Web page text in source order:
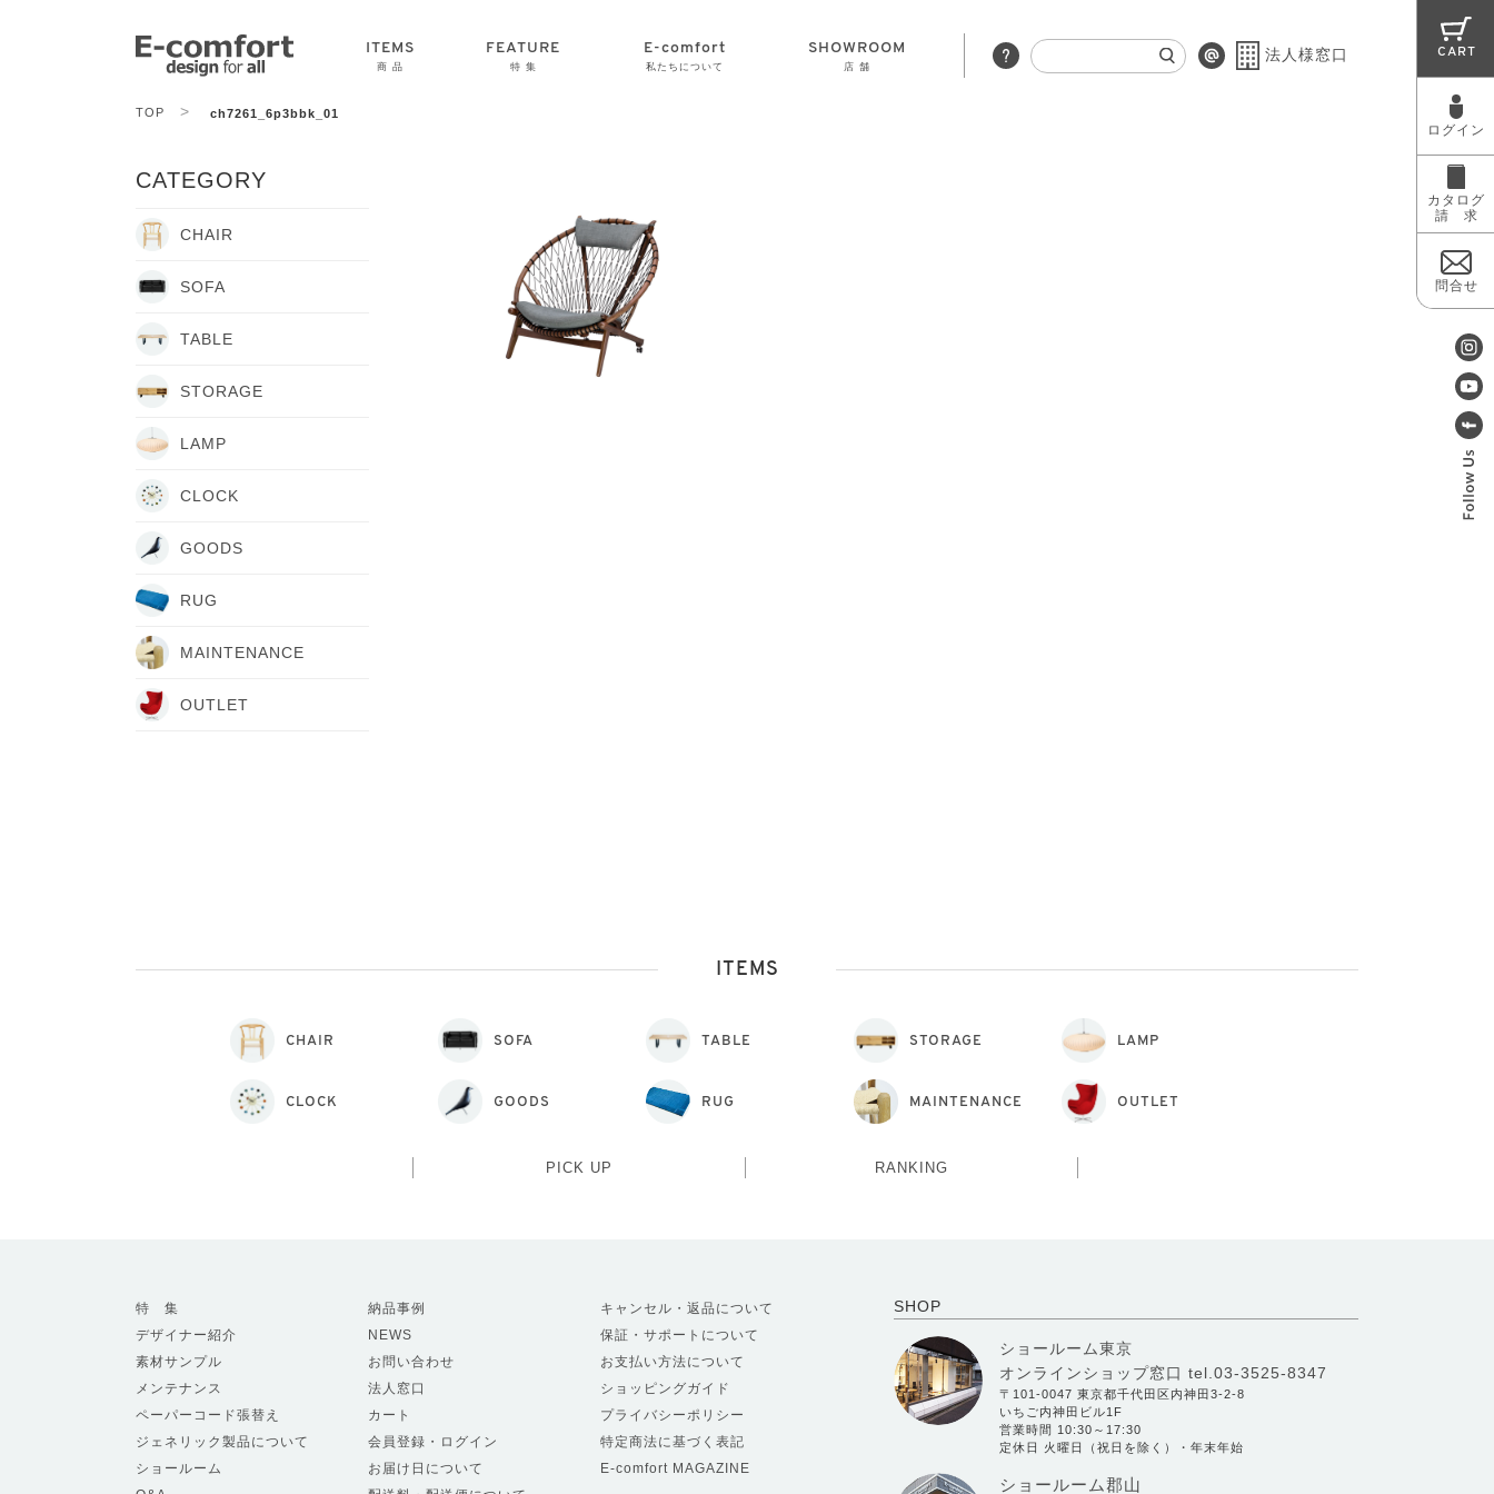
ITEMS
商 品
FEATURE
特 集
E-comfort
私たちについて
SHOWROOM
店 舗
法人様窓口 CART
ログイン
カタログ
請 求
問合せ
TOP > ch7261_6p3bbk_01
CATEGORY
CHAIR
SOFA
TABLE
STORAGE
LAMP
CLOCK
GOODS
RUG
MAINTENANCE
OUTLET
ITEMS
CHAIR SOFA TABLE STORAGE LAMP
CLOCK GOODS RUG MAINTENANCE OUTLET
PICK UP RANKING
SHOP
ショールーム東京
オンラインショップ窓口 tel.03-3525-8347
〒101-0047 東京都千代田区内神田3-2-8
いちご内神田ビル1F
営業時間 10:30～17:30
定休日 火曜日（祝日を除く）・年末年始
ショールーム郡山
特 集
デザイナー紹介
素材サンプル
メンテナンス
ペーパーコード張替え
ジェネリック製品について
ショールーム
納品事例
NEWS
お問い合わせ
法人窓口
カート
会員登録・ログイン
お届け日について
キャンセル・返品について
保証・サポートについて
お支払い方法について
ショッピングガイド
プライバシーポリシー
特定商法に基づく表記
E-comfort MAGAZINE